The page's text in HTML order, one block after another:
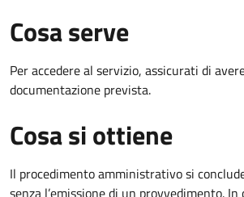
Cosa serve
Per accedere al servizio, assicurati di
documentazione prevista.
Cosa si ottiene
Il procedimento amministrativo si
senza l’emissione di un provvedimento.